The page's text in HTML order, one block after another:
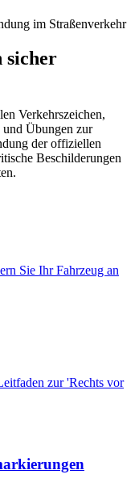
im Straßenverkehr
sicher
Verkehrszeichen,
und Übungen zur
der offiziellen
Beschilderungen
Sie Ihr Fahrzeug an
zur 'Rechts vor